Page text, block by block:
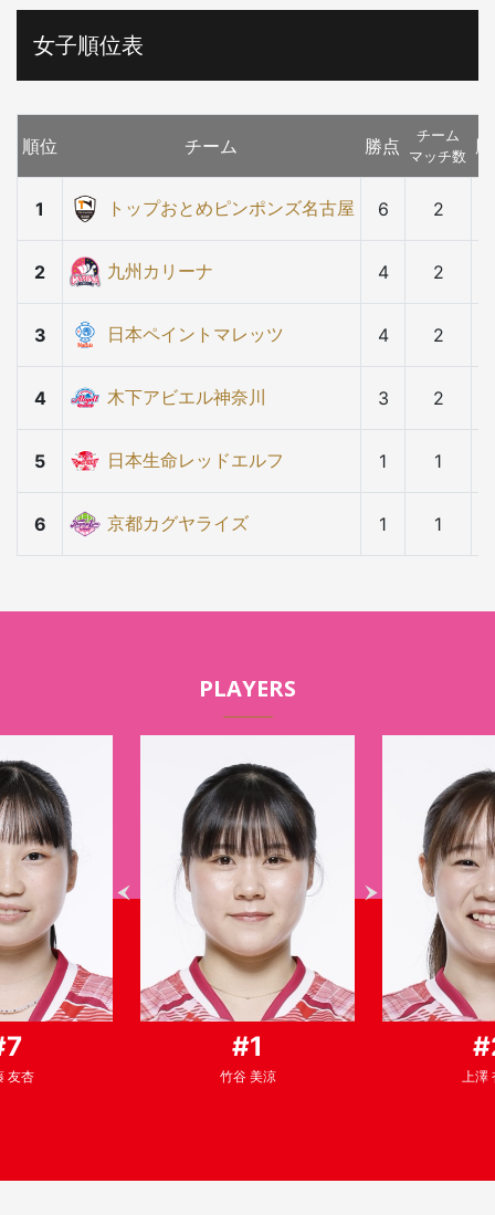
女子順位表
順位 チーム 勝点
チーム
マッチ数
1 トップおとめピンポンズ名古屋 6 2
2 九州カリーナ 4 2
3 日本ペイントマレッツ 4 2
4 木下アビエル神奈川 3 2
5 日本生命レッドエルフ 1 1
6 京都カグヤライズ 1 1
PLAYERS
友杏
#1
竹谷 美涼 上澤